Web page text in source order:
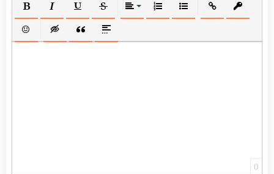
ПОЛУЖИРНЫЙ
КУРСИВПОДЧЕРКНУТЫЙ
ЗАЧЕРКНУТЫЙВЫРАВНИВАНИЕ
НУМЕРОВАННЫЙ СПИСОК
МАРКИРОВАННЫЙ
ВСТАВИТЬ
ВСТАВИТЬ СМАЙЛИК
ВСТАВКА СКРЫТОГО ТЕКСТА
ВСТАВКА ЦИТАТЫ
ВСТАВКА СПОЙЛЕРА
0